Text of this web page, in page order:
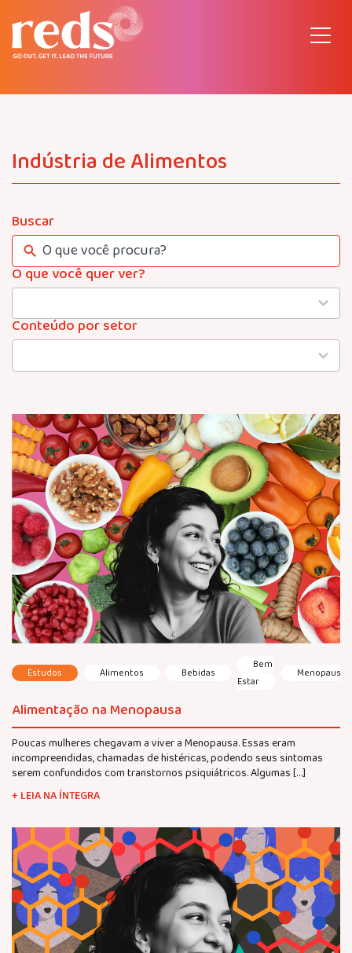
para
conteúdo
Indústria de Alimentos
Buscar
O que você quer ver?
4
results
Conteúdo por setor
22
results
Estudos Alimentos Bebidas
Bem
Estar
Menopausa
Alimentação na Menopausa
Poucas mulheres chegavam a viver a Menopausa. Essas eram
incompreendidas, chamadas de histéricas, podendo seus sintomas
serem confundidos com transtornos psiquiátricos. Algumas […]
+ LEIA NA ÍNTEGRA